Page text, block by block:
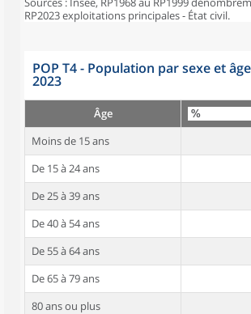
RP2023 exploitations principales - État civil.
POP T4 - Population par sexe et
2023
Âge
Moins de 15 ans
De 15 à 24 ans
De 25 à 39 ans
De 40 à 54 ans
De 55 à 64 ans
De 65 à 79 ans
80 ans ou plus